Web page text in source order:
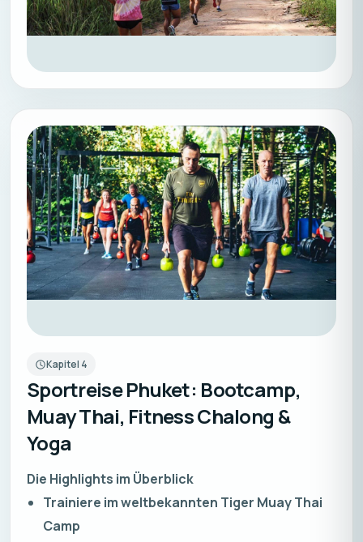
Kapitel 4
Sportreise Phuket: Bootcamp,
Muay Thai, Fitness Chalong &
Yoga
Die Highlights im Überblick
Trainiere im weltbekannten Tiger Muay Thai
Camp